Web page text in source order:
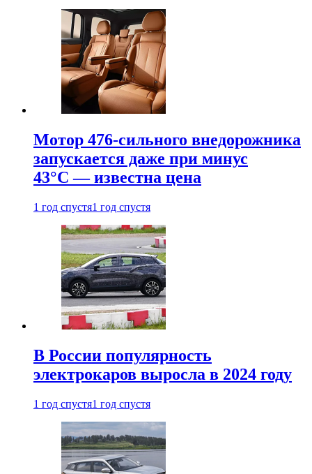
Мотор 476-сильного внедорожника
запускается даже при минус
43°С — известна цена
1 год спустя1 год спустя
В России популярность
электрокаров выросла в 2024 году
1 год спустя1 год спустя